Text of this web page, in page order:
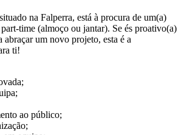
na Falperra, está à procura de um(a)
time (almoço ou jantar). Se és proativo(a)
abraçar um novo projeto, esta é a
ti!
ao público;